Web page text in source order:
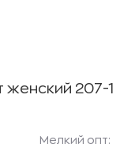
женский 207-1
Мелкий опт: